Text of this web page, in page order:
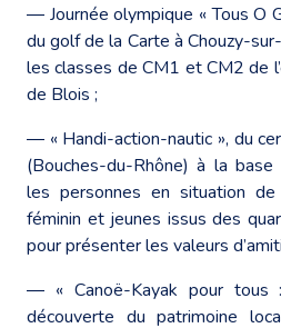
― Journée olympique « Tous O
du golf de la Carte à Chouzy-
les classes de CM1 et CM2 de
de Blois ;
― « Handi-action-nautic », du
(Bouches-du-Rhône) à la
les personnes en situation de
féminin et jeunes issus des
pour présenter les valeurs
― « Canoë-Kayak pour tous
découverte du patrimoine